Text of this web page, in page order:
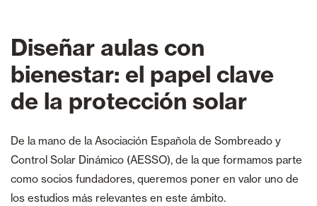
Diseñar aulas con
bienestar: el papel clave
de la protección solar
De la mano de la Asociación Española de Sombreado y
Control Solar Dinámico (AESSO), de la que formamos parte
como socios fundadores, queremos poner en valor uno de
los estudios más relevantes en este ámbito.